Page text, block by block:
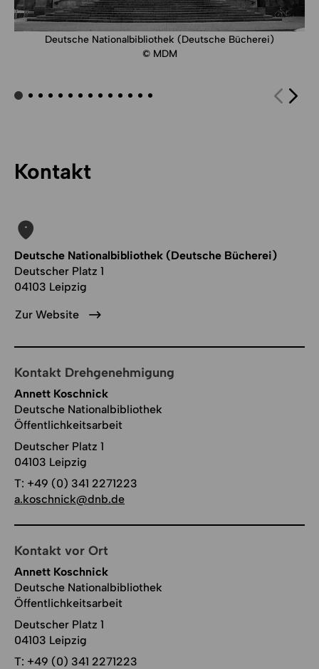
Deutsche Nationalbibliothek (Deutsche Bücherei)
© MDM
Kontakt
Deutsche Nationalbibliothek (Deutsche Bücherei)
Deutscher Platz 1
04103 Leipzig
Zur Website
Kontakt Drehgenehmigung
Annett Koschnick
Deutsche Nationalbibliothek
Öffentlichkeitsarbeit
Deutscher Platz 1
04103 Leipzig
T: +49 (0) 341 2271223
a.koschnick@dnb.de
Kontakt vor Ort
Annett Koschnick
Deutsche Nationalbibliothek
Öffentlichkeitsarbeit
Deutscher Platz 1
04103 Leipzig
T: +49 (0) 341 2271223